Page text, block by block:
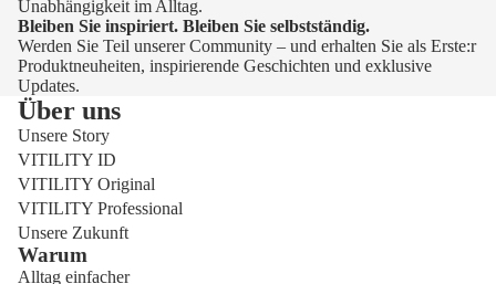
Unabhängigkeit im Alltag.
Bleiben Sie inspiriert. Bleiben Sie selbstständig.
Werden Sie Teil unserer Community – und erhalten Sie als Erste:r
Produktneuheiten, inspirierende Geschichten und exklusive
Updates.
Über uns
Unsere Story
VITILITY ID
VITILITY Original
VITILITY Professional
Unsere Zukunft
Warum
Alltag einfacher